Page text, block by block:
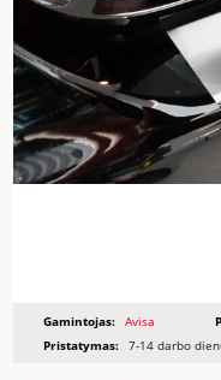
Gamintojas: Avisa
Pristatymas: 7-14 darbo